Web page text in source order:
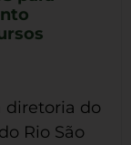
diretoria do
Rio São